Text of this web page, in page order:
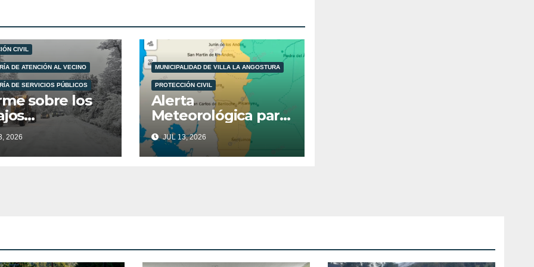
CIVIL
DE ATENCIÓN AL VECINO
DE SERVICIOS PÚBLICOS
sobre los
en el
del
Invierno.
2026
MUNICIPALIDAD DE VILLA LA ANGOSTURA
PROTECCIÓN CIVIL
Alerta
Meteorológica para
este lunes 13 de
Julio.
JUL 13, 2026